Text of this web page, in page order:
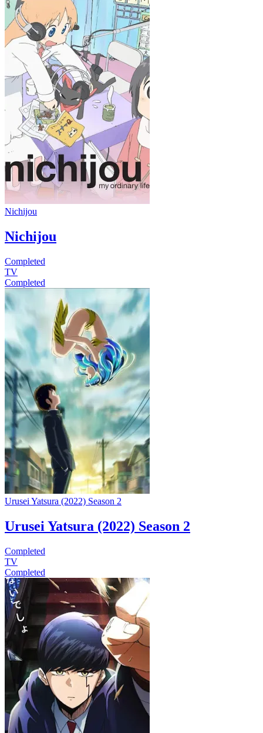
Nichijou
Nichijou
Completed
TV
Completed
Urusei Yatsura (2022) Season 2
Urusei Yatsura (2022) Season 2
Completed
TV
Completed